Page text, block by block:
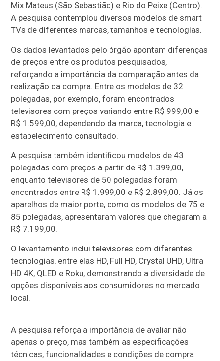
Mix Mateus (São Sebastião) e Rio do Peixe (Centro).
A pesquisa contemplou diversos modelos de smart
TVs de diferentes marcas, tamanhos e tecnologias.
Os dados levantados pelo órgão apontam diferenças
de preços entre os produtos pesquisados,
reforçando a importância da comparação antes da
realização da compra. Entre os modelos de 32
polegadas, por exemplo, foram encontrados
televisores com preços variando entre R$ 999,00 e
R$ 1.599,00, dependendo da marca, tecnologia e
estabelecimento consultado.
A pesquisa também identificou modelos de 43
polegadas com preços a partir de R$ 1.399,00,
enquanto televisores de 50 polegadas foram
encontrados entre R$ 1.999,00 e R$ 2.899,00. Já os
aparelhos de maior porte, como os modelos de 75 e
85 polegadas, apresentaram valores que chegaram a
R$ 7.199,00.
O levantamento inclui televisores com diferentes
tecnologias, entre elas HD, Full HD, Crystal UHD, Ultra
HD 4K, QLED e Roku, demonstrando a diversidade de
opções disponíveis aos consumidores no mercado
local.
A pesquisa reforça a importância de avaliar não
apenas o preço, mas também as especificações
técnicas, funcionalidades e condições de compra